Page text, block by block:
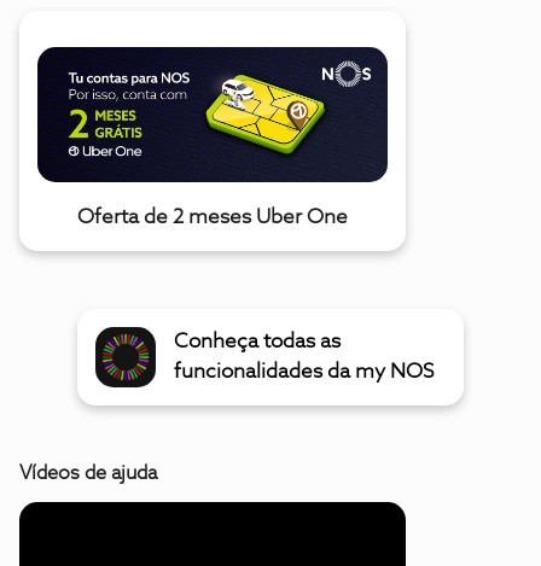
Oferta de 2 meses Uber One
Conheça todas as
funcionalidades da my NOS
Vídeos de ajuda